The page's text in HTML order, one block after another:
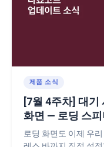
제품 소식
[7월 4주차] 대기
화면 — 로딩 스
로딩 화면도 이제 우